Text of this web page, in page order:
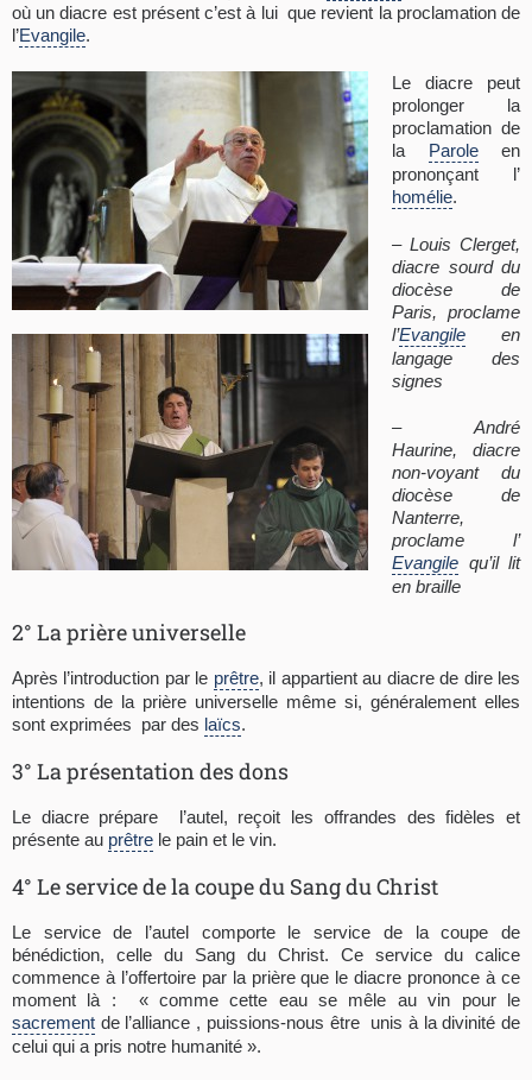
où un diacre est présent c’est à lui que revient la proclamation de
l’Evangile.
Le diacre peut
prolonger la
proclamation de
la Paroleen
prononçant l’
homélie.
– Louis Clerget,
diacre sourd du
diocèse de
Paris, proclame
l’Evangile en
langage des
signes
– André
Haurine, diacre
non-voyant du
diocèse de
Nanterre,
proclame l’
Evangile qu’il lit
en braille
2° La prière universelle
Après l’introduction par le prêtre, il appartient au diacre de dire les
intentions de la prière universelle même si, généralement elles
sont exprimées par des laïcs.
3° La présentation des dons
Le diacre prépare l’autel, reçoit les offrandes des fidèles et
présente au prêtre le pain et le vin.
4° Le service de la coupe du Sang du Christ
Le service de l’autel comporte le service de la coupe de
bénédiction, celle du Sang du Christ. Ce service du calice
commence à l’offertoire par la prière que le diacre prononce à ce
moment là : « comme cette eau se mêle au vin pour le
sacrement de l’alliance , puissions-nous être unis à la divinité de
celui qui a pris notre humanité ».